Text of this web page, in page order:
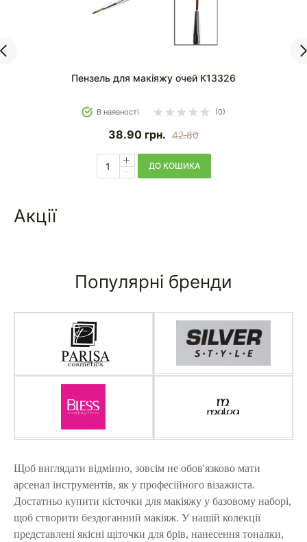
Пензель для макіяжу KM-501 К13302
В наявності (0)
24.90 грн. 28.50
ДО КОШИКА
Акції
Популярні бренди
Щоб виглядати відмінно, зовсім не обов'язково мати
арсенал інструментів, як у професійного візажиста.
Достатньо купити кісточки для макіяжу у базовому наборі,
щоб створити бездоганний макіяж. У нашій колекції
представлені якісні щіточки для брів, нанесення тоналки,